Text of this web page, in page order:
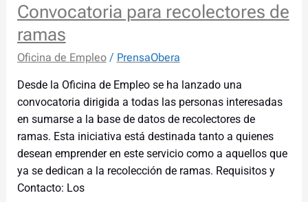
Convocatoria para recolectores de
ramas
Oficina de Empleo/ PrensaObera
Desde la Oficina de Empleo se ha lanzado una
convocatoria dirigida a todas las personas interesadas
en sumarse a la base de datos de recolectores de
ramas. Esta iniciativa está destinada tanto a quienes
desean emprender en este servicio como a aquellos que
ya se dedican a la recolección de ramas. Requisitos y
Contacto: Los